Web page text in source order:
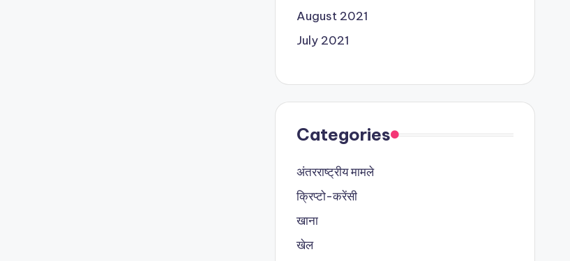
August 2021
July 2021
Categories
अंतरराष्ट्रीय मामले
क्रिप्टो-करेंसी
खाना
खेल